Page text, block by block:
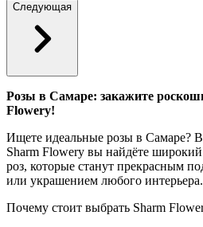
Следующая
Розы в Самаре: закажите
Flowery!
Ищете идеальные розы в Самаре?
Sharm Flowery вы найдёте
роз, которые станут прекрасным
или украшением любого интерьера.
Почему стоит выбрать Sharm